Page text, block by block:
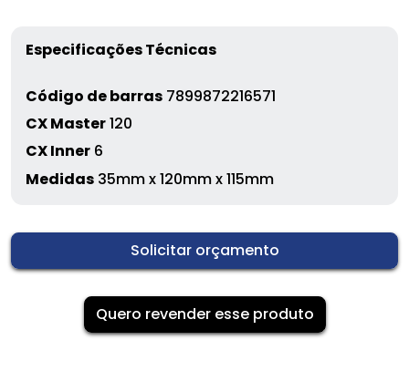
Especificações Técnicas
Código de barras 7899872216571
CX Master120
CX Inner 6
Medidas 35mm x 120mm x 115mm
Solicitar orçamento
Quero revender esse produto